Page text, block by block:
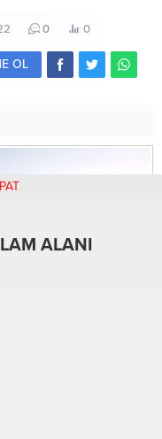
0 0
OL
ALANI